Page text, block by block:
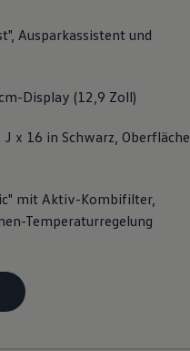
finden
verbinden
Karten und Radio
Ausparkassistent und
Display (12,9 Zoll)
x 16 in Schwarz, Oberfläche
mit Aktiv-Kombifilter,
Temperaturregelung